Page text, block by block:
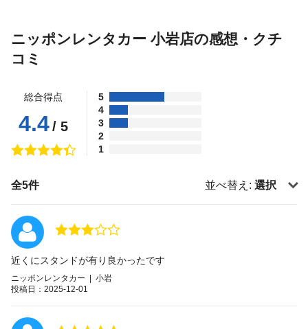
ニッポンレンタカー 小岩店の感想・クチ
コミ
総合得点
4.4/ 5
5
4
3
2
1
全5件 並べ替え: 選択
近くにスタンドが有り良かったです
ニッポンレンタカー | 小岩
投稿日：2025-12-01